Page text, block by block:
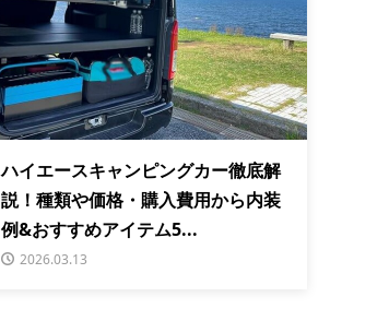
ハイエースキャンピングカー徹底解
説！種類や価格・購入費用から内装
例&おすすめアイテム5...
2026.03.13